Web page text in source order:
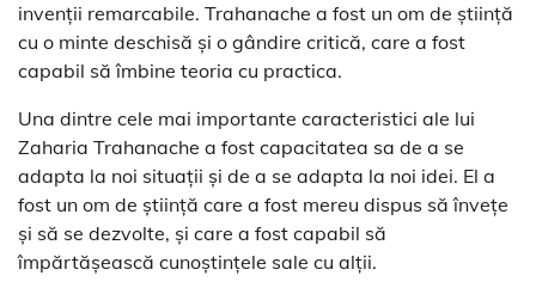
invenții remarcabile. Trahanache a fost un om de știință
cu o minte deschisă și o gândire critică, care a fost
capabil să îmbine teoria cu practica.
Una dintre cele mai importante caracteristici ale lui
Zaharia Trahanache a fost capacitatea sa de a se
adapta la noi situații și de a se adapta la noi idei. El a
fost un om de știință care a fost mereu dispus să învețe
și să se dezvolte, și care a fost capabil să
împărtășească cunoștințele sale cu alții.